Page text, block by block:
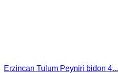
Erzincan Tulum Peyniri bidon 4...